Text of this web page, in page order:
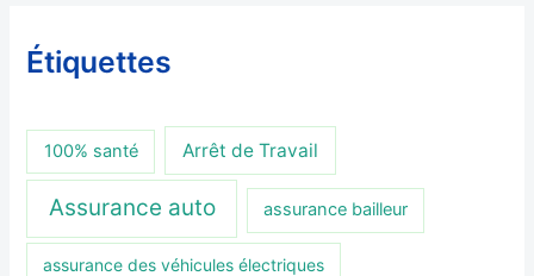
Étiquettes
100% santé Arrêt de Travail
Assurance auto assurance bailleur
assurance des véhicules électriques